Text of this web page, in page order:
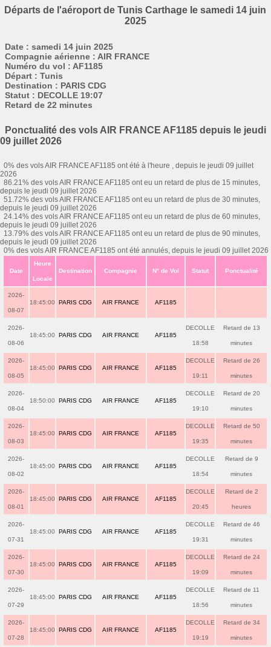
Départs de l'aéroport de Tunis Carthage le samedi 14 juin
2025
Date : samedi 14 juin 2025
Compagnie aérienne : AIR FRANCE
Numéro du vol : AF1185
Départ : Tunis
Destination : PARIS CDG
Statut : DECOLLE 19:07
Retard de 22 minutes
Ponctualité des vols AIR FRANCE AF1185 depuis le jeudi
09 juillet 2026
0% des vols AIR FRANCE AF1185 ont été à l'heure , depuis le jeudi 09 juillet
2026
86.21% des vols AIR FRANCE AF1185 ont eu un retard de plus de 15 minutes,
depuis le jeudi 09 juillet 2026
51.72% des vols AIR FRANCE AF1185 ont eu un retard de plus de 30 minutes,
depuis le jeudi 09 juillet 2026
24.14% des vols AIR FRANCE AF1185 ont eu un retard de plus de 60 minutes,
depuis le jeudi 09 juillet 2026
13.79% des vols AIR FRANCE AF1185 ont eu un retard de plus de 90 minutes,
depuis le jeudi 09 juillet 2026
0% des vols AIR FRANCE AF1185 ont été annulés, depuis le jeudi 09 juillet 2026
Date
Heure
Locale
Destination Compagnie N° de Vol Statut Ponctualité
2026-
08-07
18:45:00 PARIS CDG AIR FRANCE AF1185
2026-
08-06
18:45:00 PARIS CDG AIR FRANCE AF1185
DECOLLE
18:58
Retard de 13
minutes
2026-
08-05
18:45:00 PARIS CDG AIR FRANCE AF1185
DECOLLE
19:11
Retard de 26
minutes
2026-
08-04
18:50:00 PARIS CDG AIR FRANCE AF1185
DECOLLE
19:10
Retard de 20
minutes
2026-
08-03
18:45:00 PARIS CDG AIR FRANCE AF1185
DECOLLE
19:35
Retard de 50
minutes
2026-
08-02
18:45:00 PARIS CDG AIR FRANCE AF1185
DECOLLE
18:54
Retard de 9
minutes
2026-
08-01
18:45:00 PARIS CDG AIR FRANCE AF1185
DECOLLE
20:45
Retard de 2
heures
2026-
07-31
18:45:00 PARIS CDG AIR FRANCE AF1185
DECOLLE
19:31
Retard de 46
minutes
2026-
07-30
18:45:00 PARIS CDG AIR FRANCE AF1185
DECOLLE
19:09
Retard de 24
minutes
2026-
07-29
18:45:00 PARIS CDG AIR FRANCE AF1185
DECOLLE
18:56
Retard de 11
minutes
2026-
07-28
18:45:00 PARIS CDG AIR FRANCE AF1185
DECOLLE
19:19
Retard de 34
minutes